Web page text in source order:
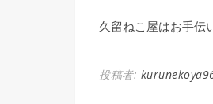
久留ねこ屋はお手伝
投稿者: